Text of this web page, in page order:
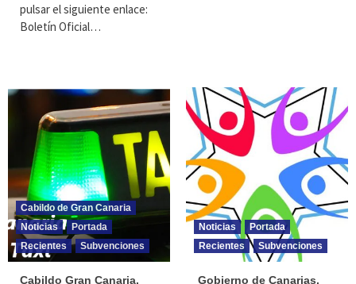
pulsar el siguiente enlace:
Boletín Oficial…
Cabildo de Gran Canaria
Noticias
Portada
Recientes
Subvenciones
Cabildo Gran Canaria.
Noticias
Portada
Recientes
Subvenciones
Gobierno de Canarias.